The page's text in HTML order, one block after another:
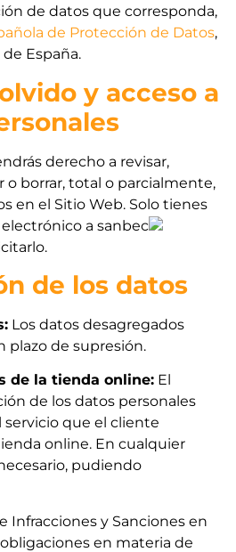
de datos que corresponda,
de Protección de Datos,
de España.
y acceso a
derecho a revisar,
o borrar, total o parcialmente,
en el Sitio Web. Solo tienes
a sanbec
de los datos
Los datos desagregados
plazo de supresión.
de la tienda online: El
de los datos personales
servicio que el cliente
online. En cualquier
pudiendo
Infracciones y Sanciones en
en materia de